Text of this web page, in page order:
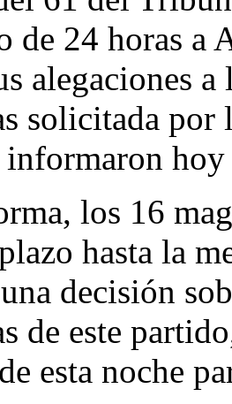
de 24 horas a
alegaciones
solicitada
informaron
los 16
hasta la
decisión
de este
esta noche